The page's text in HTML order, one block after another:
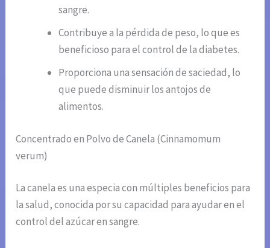
sangre.
Contribuye a la pérdida de peso, lo que es
beneficioso para el control de la diabetes.
Proporciona una sensación de saciedad, lo
que puede disminuir los antojos de
alimentos.
Concentrado en Polvo de Canela (Cinnamomum
verum)
La canela es una especia con múltiples beneficios para
la salud, conocida por su capacidad para ayudar en el
control del azúcar en sangre.